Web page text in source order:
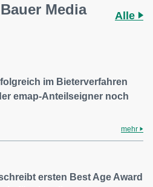
Media
Alle
im Bieterverfahren
emap-Anteilseigner noch
mehr
ersten Best Age Award